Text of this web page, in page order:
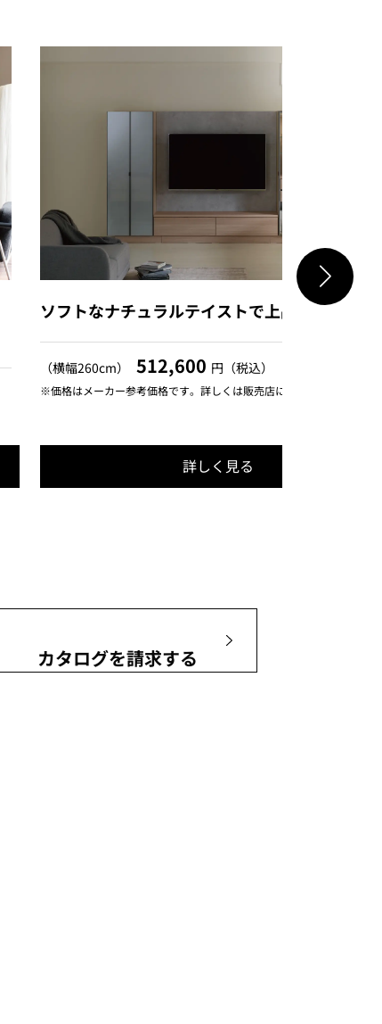
ソフトなナチュラルテイストで上品な印象に
（横幅260cm） 512,600 円（税込）
※価格はメーカー参考価格です。詳しくは販売店にてご確認ください。
詳しく見る
カタログを請求する